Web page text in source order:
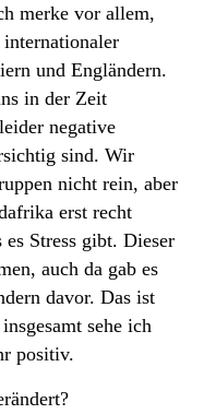
merke vor allem,
und Engländern.
in der Zeit
negative
sind. Wir
nicht rein, aber
erst recht
Stress gibt. Dieser
auch da gab es
davor. Das ist
sehe ich
positiv.